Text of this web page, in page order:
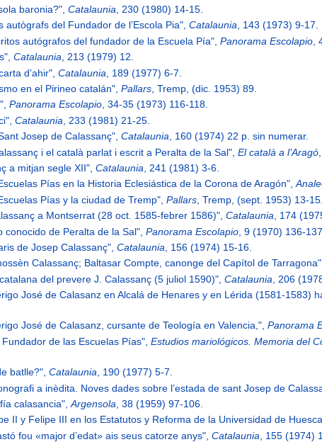
baronia?",Catalaunia , 230 (1980) 14-15.
autògrafs del Fundador de l’Escola Pia",Catalaunia, 143 (1973) 9-17.
autógrafos del fundador de la Escuela Pía",Panorama Escolapio
Catalaunia, 213 (1979) 12.
d’ahir",Catalaunia , 189 (1977) 6-7.
en el Pirineo catalán",Pallars , Tremp, (dic. 1953) 89.
Panorama Escolapio, 34-35 (1973) 116-118.
Catalaunia , 233 (1981) 21-25.
Josep de Calassanç",Catalaunia , 160 (1974) 22 p. sin numerar.
i el català parlat i escrit a Peralta de la Sal",El català a l’Aragó
a mitjan segle XII",Catalaunia , 241 (1981) 3-6.
Pías en la Historia Eclesiástica de la Corona de Aragón",
Pías y la ciudad de Tremp",Pallars , Tremp, (sept. 1953) 13-15.
a Montserrat (28 oct. 1585-febrer 1586)",Catalaunia , 174
conocido de Peralta de la Sal",Panorama Escolapio , 9 (1970) 136-137.
de Josep Calassanç",Catalaunia , 156 (1974) 15-16.
Calassanç; Baltasar Compte, canonge del Capítol de
del prevere J. Calassanç (5 juliol 1590)",Catalaunia , 206
José de Calasanz en Alcalá de Henares y en Lérida (1581-1583)
José de Calasanz, cursante de Teología en Valencia,",Panorama
de las Escuelas Pías",Estudios mariológicos. Memoria del
batlle?",Catalaunia, 190 (1977) 5-7.
a inèdita. Noves dades sobre l’estada de sant Josep de
calasancia",Argensola , 38 (1959) 97-106.
II y Felipe III en los Estatutos y Reforma de la Universidad de
fou «major d’edat» ais seus catorze anys",Catalaunia , 155 (1974)